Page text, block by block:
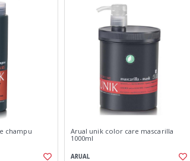
champu
Arual unik color care mascarilla
1000ml
ARUAL